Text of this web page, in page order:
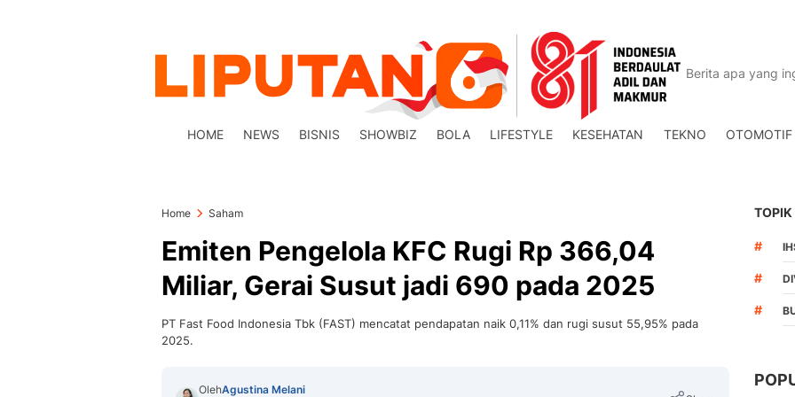
HOME NEWS BISNIS SHOWBIZ BOLA LIFESTYLE KESEHATAN TEKNO OTOMOTIF
Home Saham
Emiten Pengelola KFC Rugi Rp 366,04
Miliar, Gerai Susut jadi 690 pada 2025
PT Fast Food Indonesia Tbk (FAST) mencatat pendapatan naik 0,11% dan rugi susut 55,95% pada
2025.
OlehAgustina Melani
TOPIK
#
#
#